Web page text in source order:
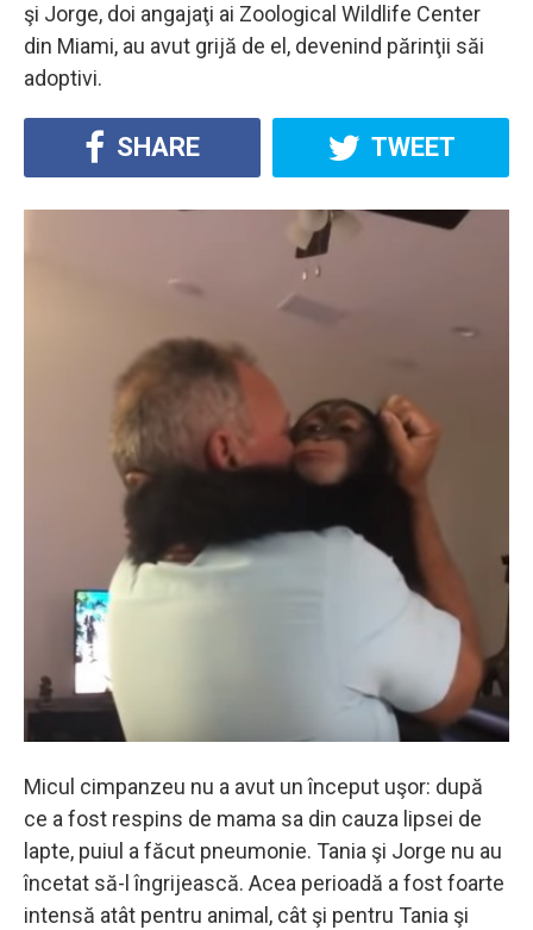
şi Jorge, doi angajaţi ai Zoological Wildlife Center
din Miami, au avut grijă de el, devenind părinţii săi
adoptivi.
SHARE TWEET
Micul cimpanzeu nu a avut un început uşor: după
ce a fost respins de mama sa din cauza lipsei de
lapte, puiul a făcut pneumonie. Tania şi Jorge nu au
încetat să-l îngrijească. Acea perioadă a fost foarte
intensă atât pentru animal, cât şi pentru Tania şi